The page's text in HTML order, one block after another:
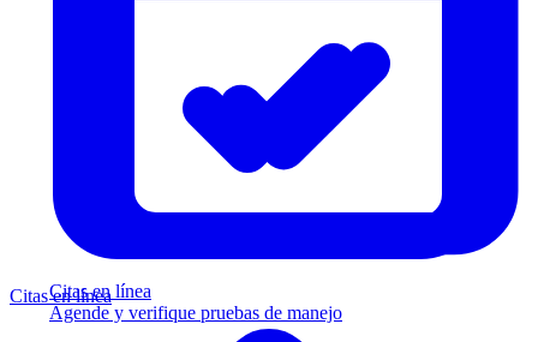
Citas en línea
Agende y verifique pruebas de manejo
Citas en línea